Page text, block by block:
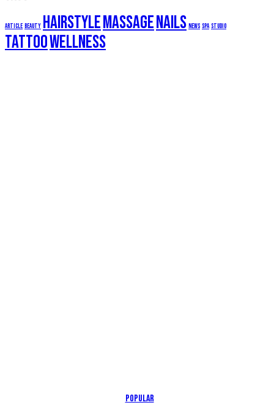
article beauty hairstylemassagenails news spa studio
tattoowellness
POPULAR